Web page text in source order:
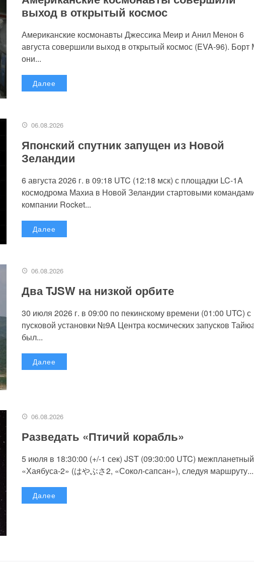
выход в открытый космос
Американские космонавты Джессика Меир и Анил Менон 6
августа совершили выход в открытый космос (EVA-96).
они...
Далее
06.08.2026
Японский спутник запущен из Новой
Зеландии
6 августа 2026 г. в 09:18 UTC (12:18 мск) с площадки LC-1A
космодрома Махиа в Новой Зеландии стартовыми
компании Rocket...
Далее
06.08.2026
Два TJSW на низкой орбите
30 июля 2026 г. в 09:00 по пекинскому времени (01:00 UTC) с
пусковой установки №9A Центра космических запусков
был...
Далее
06.08.2026
Разведать «Птичий корабль»
5 июля в 18:30:00 (+/-1 сек) JST (09:30:00 UTC)
«Хаябуса-2» (はやぶさ2, «Сокол-сапсан»), следуя маршруту...
Далее